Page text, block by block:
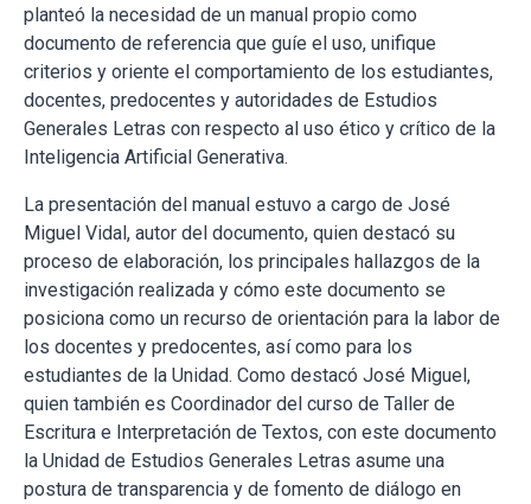
planteó la necesidad de un manual propio como
documento de referencia que guíe el uso, unifique
criterios y oriente el comportamiento de los estudiantes,
docentes, predocentes y autoridades de Estudios
Generales Letras con respecto al uso ético y crítico de la
Inteligencia Artificial Generativa.
La presentación del manual estuvo a cargo de José
Miguel Vidal, autor del documento, quien destacó su
proceso de elaboración, los principales hallazgos de la
investigación realizada y cómo este documento se
posiciona como un recurso de orientación para la labor de
los docentes y predocentes, así como para los
estudiantes de la Unidad. Como destacó José Miguel,
quien también es Coordinador del curso de Taller de
Escritura e Interpretación de Textos, con este documento
la Unidad de Estudios Generales Letras asume una
postura de transparencia y de fomento de diálogo en